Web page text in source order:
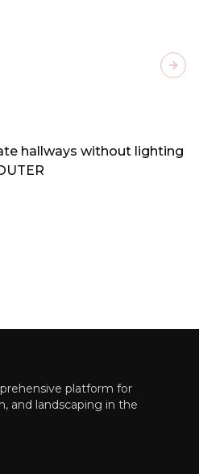
hallways without lighting
platform for
and landscaping in the